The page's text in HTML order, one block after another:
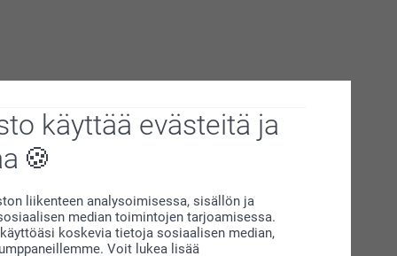
käyttää evästeitä ja
liikenteen analysoimisessa, sisällön ja
median toimintojen tarjoamisessa.
koskevia tietoja sosiaalisen median,
Voit lukea lisää